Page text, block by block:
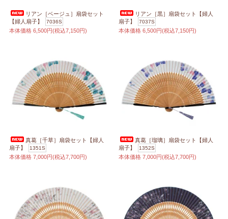
リアン［ベージュ］扇袋セット
【婦人扇子】
7036S
本体価格 6,500円(税込7,150円)
リアン［黒］扇袋セット【婦人
扇子】
7037S
本体価格 6,500円(税込7,150円)
真葛［千草］扇袋セット【婦人
扇子】
1351S
本体価格 7,000円(税込7,700円)
真葛［瑠璃］扇袋セット【婦人
扇子】
1352S
本体価格 7,000円(税込7,700円)